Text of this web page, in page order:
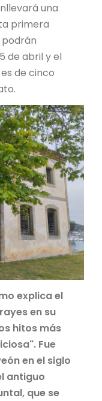
una
primera
podrán
de abril y el
de cinco
explica el
en su
hitos más
Fue
en el siglo
antiguo
que se